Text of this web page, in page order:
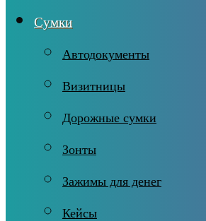
Сумки
Автодокументы
Визитницы
Дорожные сумки
Зонты
Зажимы для денег
Кейсы